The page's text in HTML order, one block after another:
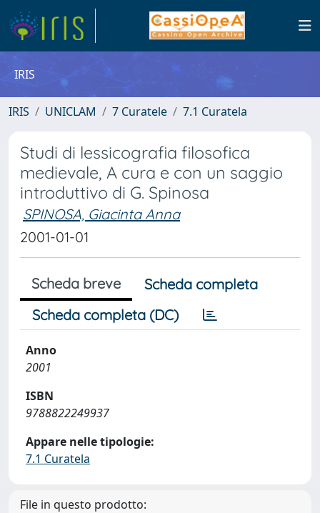
IRIS
IRIS UNICLAM 7 Curatele 7.1 Curatela
Studi di lessicografia filosofica
medievale, A cura e con un saggio
introduttivo di G. Spinosa
SPINOSA, Giacinta Anna
2001-01-01
Scheda breve
Scheda completa
Scheda completa (DC)
Anno
2001
ISBN
9788822249937
Appare nelle tipologie:
7.1 Curatela
File in questo prodotto: